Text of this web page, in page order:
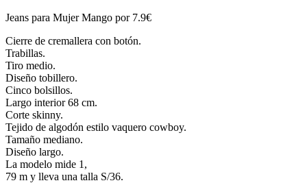
Jeans para Mujer Mango por 7.9€
Cierre de cremallera con botón.
Trabillas.
Tiro medio.
Diseño tobillero.
Cinco bolsillos.
Largo interior 68 cm.
Corte skinny.
Tejido de algodón estilo vaquero cowboy.
Tamaño mediano.
Diseño largo.
La modelo mide 1,
79 m y lleva una talla S/36.